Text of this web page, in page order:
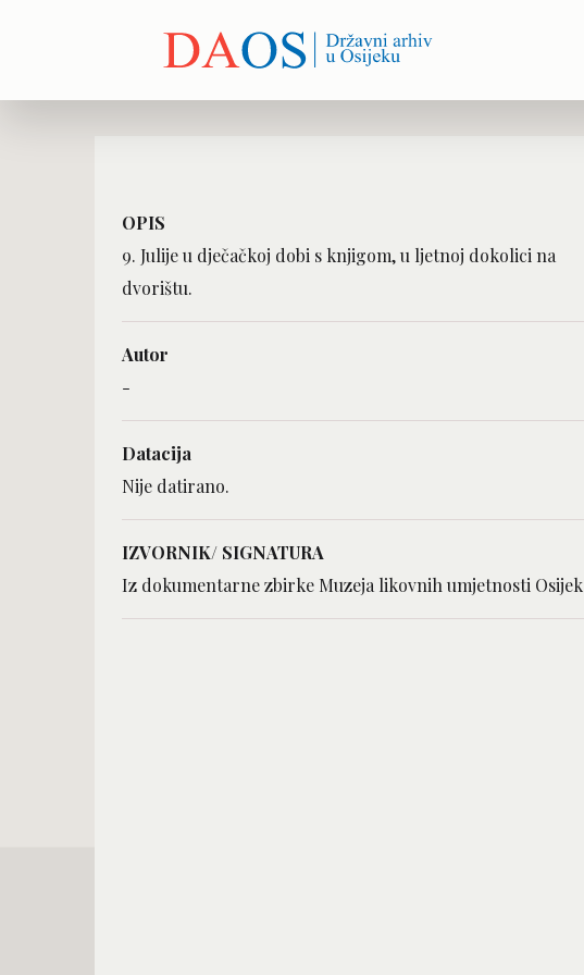
OPIS
9. Julije u dječačkoj dobi s knjigom, u ljetnoj dokolici na
dvorištu.
Autor
-
Datacija
Nije datirano.
IZVORNIK/ SIGNATURA
Iz dokumentarne zbirke Muzeja likovnih umjetnosti Osijek